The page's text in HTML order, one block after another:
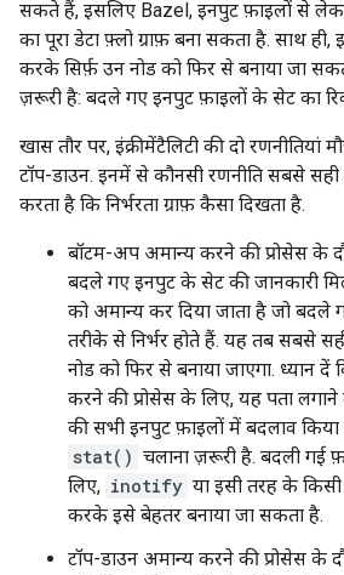
सकते हैं, इसलिए Bazel, इनपुट फ़ाइलों से
का पूरा डेटा फ़्लो ग्राफ़ बना सकता है. साथ
करके सिर्फ़ उन नोड को फिर से बनाया जा
ज़रूरी है: बदले गए इनपुट फ़ाइलों के सेट का
खास तौर पर, इंक्रीमेंटैलिटी की दो
टॉप-डाउन. इनमें से कौनसी रणनीति सबसे सही
करता है कि निर्भरता ग्राफ़ कैसा दिखता है.
बॉटम-अप अमान्य करने की प्रोसेस के
बदले गए इनपुट के सेट की जानकारी
को अमान्य कर दिया जाता है जो बदले
तरीके से निर्भर होते हैं. यह तब सबसे
नोड को फिर से बनाया जाएगा. ध्यान
करने की प्रोसेस के लिए, यह पता
की सभी इनपुट फ़ाइलों में बदलाव किया
stat() चलाना ज़रूरी है. बदली गई
लिए, inotify या इसी तरह के
करके इसे बेहतर बनाया जा सकता है.
टॉप-डाउन अमान्य करने की प्रोसेस के